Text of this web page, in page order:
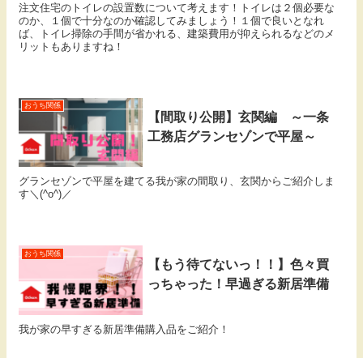
注文住宅のトイレの設置数について考えます！トイレは２個必要な
のか、１個で十分なのか確認してみましょう！１個で良いとなれ
ば、トイレ掃除の手間が省かれる、建築費用が抑えられるなどのメ
リットもありますね！
おうち関係
【間取り公開】玄関編 ～一条
工務店グランセゾンで平屋～
グランセゾンで平屋を建てる我が家の間取り、玄関からご紹介しま
す＼(^o^)／
おうち関係
【もう待てないっ！！】色々買
っちゃった！早過ぎる新居準備
我が家の早すぎる新居準備購入品をご紹介！